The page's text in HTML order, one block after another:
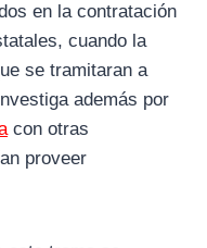
en la contratación
cuando la
se tramitaran a
además por
con otras
proveer